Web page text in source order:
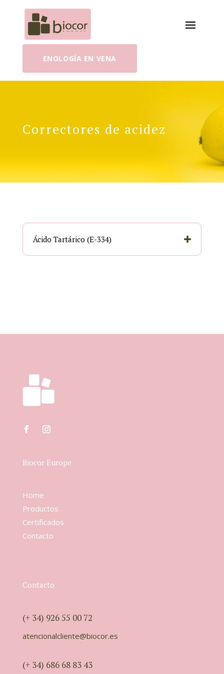
ENOLOGÍA EN VENA
Correctores de acidez
Ácido Tartárico (E-334)
Biocor Europe
Home
Productos
Certificados
Contacto
Contacto
(+ 34) 926 55 00 72
atencionalcliente@biocor.es
(+ 34) 686 68 83 43